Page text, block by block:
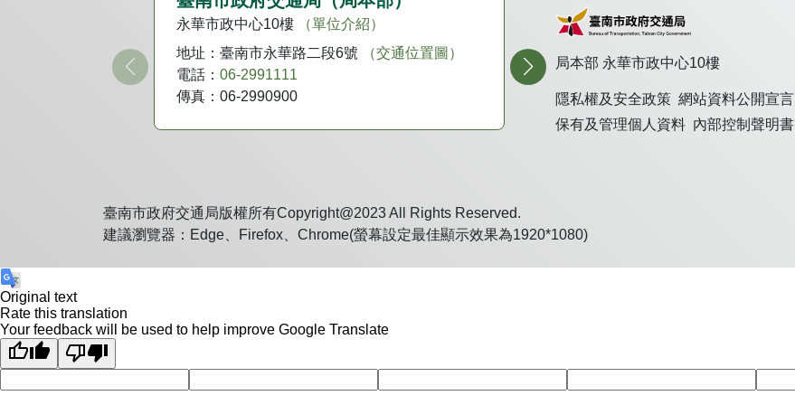
永華市政中心10樓
（單位介紹）
地址： 臺南市永華路二段6號
（交通位置圖）
電話： 06-2991111
傳真： 06-2990900
民治市政中心世紀大樓10樓
地址： 臺南市民治路36號
（交通位置圖）
電話： 06-6378815
傳真：06-6330161
局本部 永華市政中心10樓
隱私權及安全政策 網站資料公開宣言
保有及管理個人資料 內部控制聲明書
臺南市政府交通局版權所有Copyright@2023 All Rights Reserved.
建議瀏覽器：Edge、Firefox、Chrome(螢幕設定最佳顯示效果為1920*1080)
Original text
Rate this translation
Your feedback will be used to help improve Google Translate